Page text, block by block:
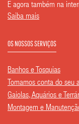
E agora também na
Saiba mais
OS NOSSOS SERVIÇOS
Banhos e Tosquias
Tomamos conta do seu
Gaiolas, Aquários e
Montagem e